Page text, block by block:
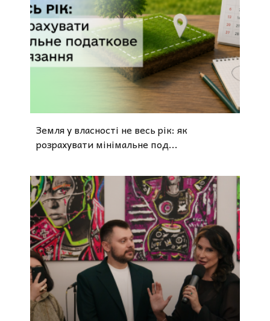
Земля у власності не весь рік: як
розрахувати мінімальне под...